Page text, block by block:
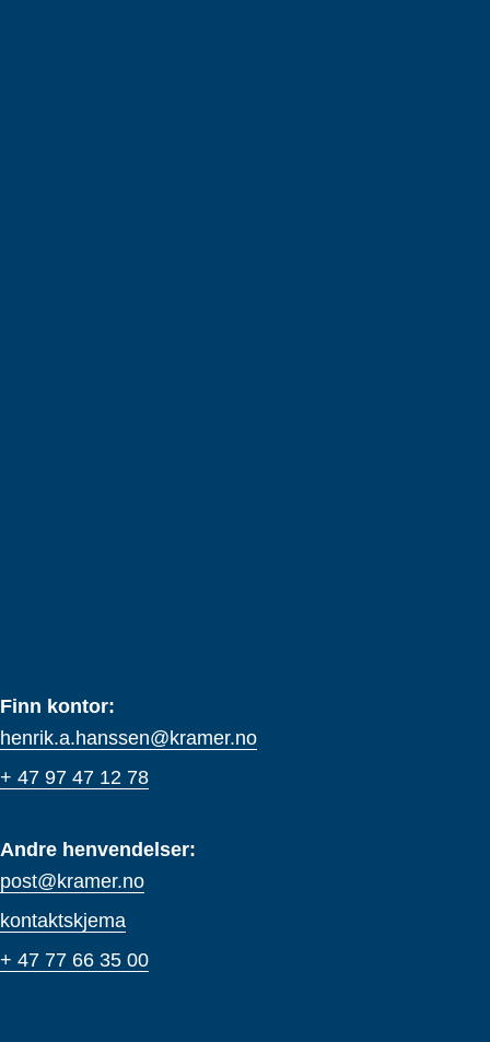
Finn kontor:
henrik.a.hanssen@kramer.no
+ 47 97 47 12 78
Andre henvendelser:
post@kramer.no
kontaktskjema
+ 47 77 66 35 00